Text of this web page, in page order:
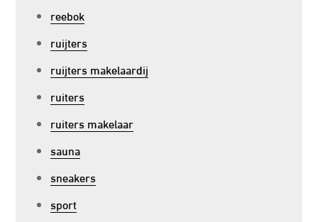
reebok
ruijters
ruijters makelaardij
ruiters
ruiters makelaar
sauna
sneakers
sport